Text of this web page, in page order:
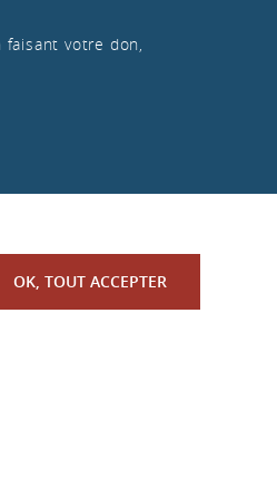
OK, TOUT ACCEPTER
votre don,